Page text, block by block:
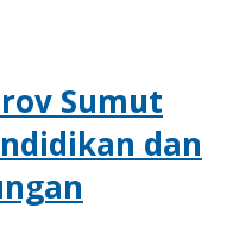
Sumut
dan